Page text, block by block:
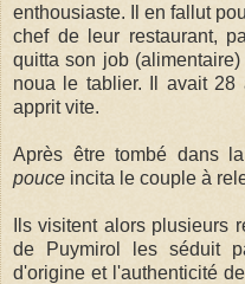
enthousiaste. Il en fallut
chef de leur restaurant,
quitta son job
noua le tablier. Il avait 28
apprit vite.
Après être tombé dans
pouce incita le couple à
Ils visitent alors plusieurs
de Puymirol les séduit
d'origine et l'authenticité